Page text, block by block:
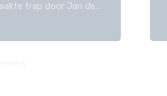
trap door Jan de...